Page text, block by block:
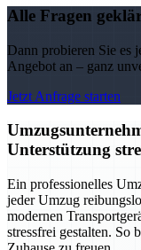
Alle Fragen
Dann probieren Sie es
Angebot an – ganz
Jetzt Anfrage starten
Unterstützung
Ein professionelles
jeder Umzug
modernen
stressfrei gestalten. So